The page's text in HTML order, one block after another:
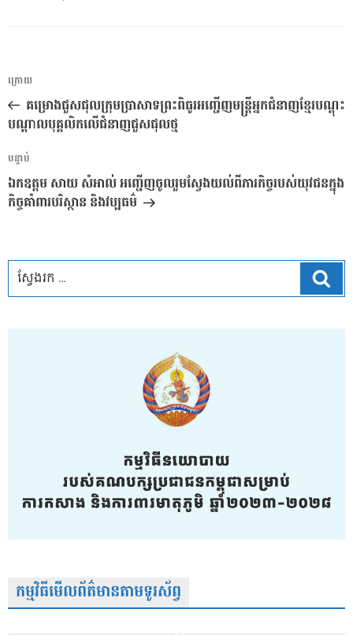
ការ​
នាំទិស​
ប្រកាស
អត្ថបទ
មុន
ក្រោយ
គម្រោងជួសជុលក្រុមប្រាសាទព្រះពិធូរអញ្ជើញមន្ត្រីអ្នកជំនាញខ្មែរបណ្តុះ
បណ្តាលបុគ្គលិកលើជំនាញជួសជុលថ្ម
អត្ថបទ
បន្ទាប់
បន្ទាប់
ឯកឧត្តម សាយ សំអាល់ អញ្ជើញចូលរួមស្វែងយល់ពីភារកិច្ចរបស់យុវជនក្នុង
កិច្ចគាំពារបរិស្ថាន និងវប្បធម៌
កម្មវិធីមើលព័ត៌មានតាមទូរស័ព្វ